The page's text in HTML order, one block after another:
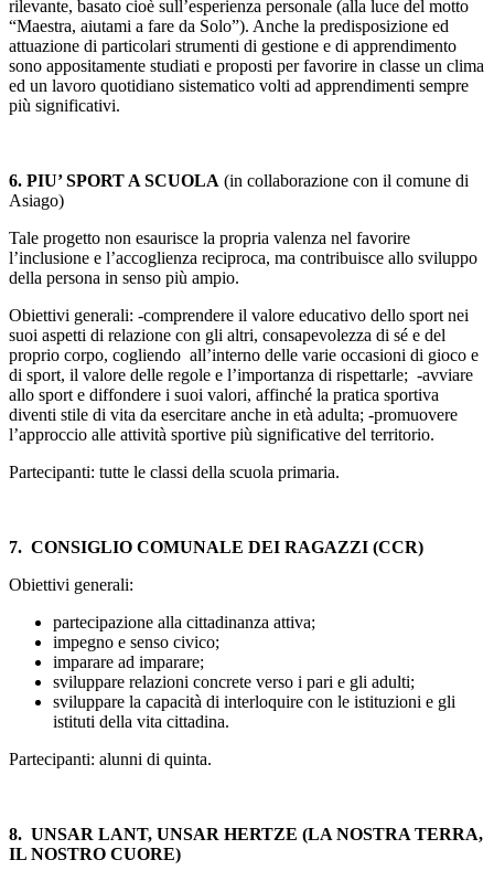
rilevante, basato cioè sull’esperienza personale (alla luce del motto
“Maestra, aiutami a fare da Solo”). Anche la predisposizione ed
attuazione di particolari strumenti di gestione e di apprendimento
sono appositamente studiati e proposti per favorire in classe un clima
ed un lavoro quotidiano sistematico volti ad apprendimenti sempre
più significativi.
6. PIU’ SPORT A SCUOLA (in collaborazione con il comune di
Asiago)
Tale progetto non esaurisce la propria valenza nel favorire
l’inclusione e l’accoglienza reciproca, ma contribuisce allo sviluppo
della persona in senso più ampio.
Obiettivi generali: -comprendere il valore educativo dello sport nei
suoi aspetti di relazione con gli altri, consapevolezza di sé e del
proprio corpo, cogliendo all’interno delle varie occasioni di gioco e
di sport, il valore delle regole e l’importanza di rispettarle; -avviare
allo sport e diffondere i suoi valori, affinché la pratica sportiva
diventi stile di vita da esercitare anche in età adulta; -promuovere
l’approccio alle attività sportive più significative del territorio.
Partecipanti: tutte le classi della scuola primaria.
7. CONSIGLIO COMUNALE DEI RAGAZZI (CCR)
Obiettivi generali:
partecipazione alla cittadinanza attiva;
impegno e senso civico;
imparare ad imparare;
sviluppare relazioni concrete verso i pari e gli adulti;
sviluppare la capacità di interloquire con le istituzioni e gli
istituti della vita cittadina.
Partecipanti: alunni di quinta.
8. UNSAR LANT, UNSAR HERTZE (LA NOSTRA TERRA,
IL NOSTRO CUORE)